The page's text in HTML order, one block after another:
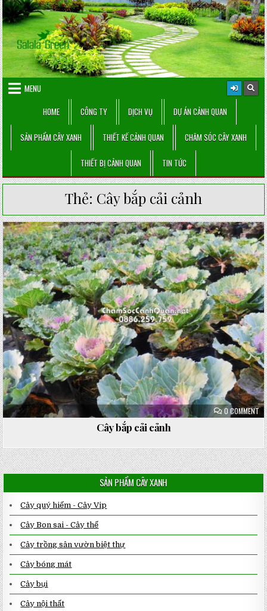
Skip
to
content
MENU
HOME
CÔNG TY DỊCH VỤ DỰ ÁN CẢNH QUAN
SẢN PHẨM CÂY XANH THIẾT KẾ CẢNH QUAN CHĂM SÓC CÂY XANH
THIẾT BỊ CẢNH QUAN TIN TỨC
Thẻ: Cây bắp cải cảnh
0 COMMENTON
Posted
in
Cây bắp cải cảnh
SẢN PHẨM CÂY XANH
Cây quý hiếm - Cây Vip
Cây Bon sai - Cây thế
Cây trồng sân vườn biệt thự
Cây bóng mát
Cây bụi
Cây nội thất